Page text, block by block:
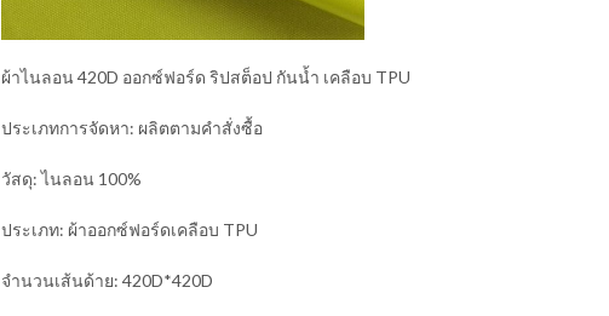
ผ้าไนลอน 420D ออกซ์ฟอร์ด ริปสต็อป กันน้ำ เคลือบ TPU
ประเภทการจัดหา: ผลิตตามคำสั่งซื้อ
วัสดุ: ไนลอน 100%
ประเภท: ผ้าออกซ์ฟอร์ดเคลือบ TPU
จำนวนเส้นด้าย: 420D*420D